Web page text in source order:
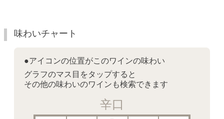
味わいチャート
●アイコンの位置がこのワインの味わい
グラフのマス目をタップすると
その他の味わいのワインも検索できます
辛口